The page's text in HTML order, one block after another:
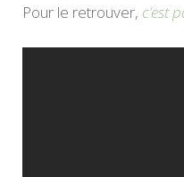
Pour le retrouver, c’est